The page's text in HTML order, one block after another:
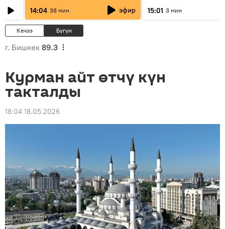
14:04 38 мин эфир 15:01 3 мин
Кечээ Бүгүн
г. Бишкек 89.3
Курман айт өтчү күн
такталды
18:04 18.05.2026